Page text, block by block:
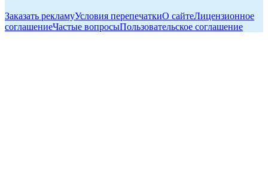
Заказать рекламуУсловия перепечаткиО сайтеЛицензионное
соглашениеЧастые вопросыПользовательское соглашение